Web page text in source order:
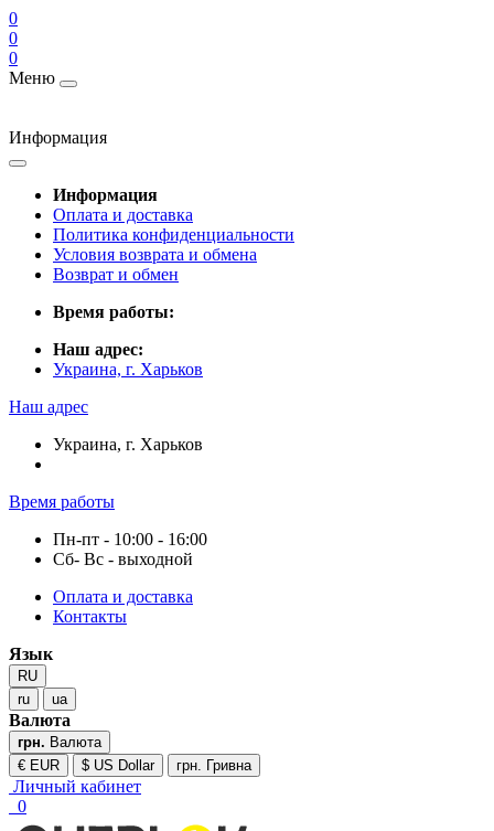
0
0
0
Меню
Информация
Информация
Оплата и доставка
Политика конфиденциальности
Условия возврата и обмена
Возврат и обмен
Время работы:
Наш адрес:
Украина, г. Харьков
Наш адрес
Украина, г. Харьков
Время работы
Пн-пт - 10:00 - 16:00
Сб- Вс - выходной
Оплата и доставка
Контакты
Язык
RU
ru
ua
Валюта
грн. Валюта
€ EUR
$ US Dollar грн. Гривна
Личный кабинет
0